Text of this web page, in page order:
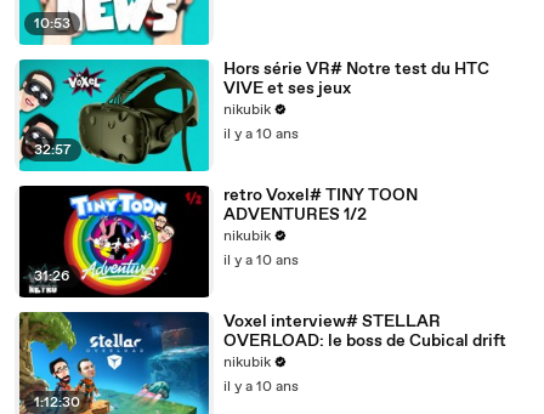
10:53
32:57
Hors série VR# Notre test du HTC
VIVE et ses jeux
nikubik
il y a 10 ans
31:26
retro Voxel# TINY TOON
ADVENTURES 1/2
nikubik
il y a 10 ans
1:12:30
Voxel interview# STELLAR
OVERLOAD: le boss de Cubical drift
nikubik
il y a 10 ans